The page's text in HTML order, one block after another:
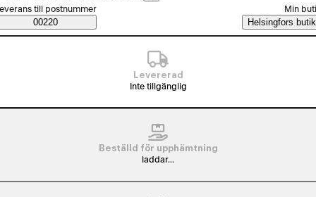
Saatavuustiedot
beställningssätt
till postnummer
00220
Min
Helsingfors butik
Levererad
Inte tillgänglig
Beställd för upphämtning
laddar...